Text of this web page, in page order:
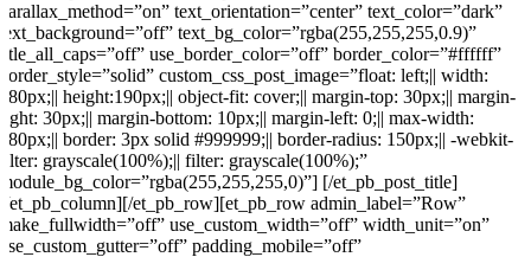
parallax_method=”on” text_orientation=”center” text_color=”dark”
text_background=”off” text_bg_color=”rgba(255,255,255,0.9)”
title_all_caps=”off” use_border_color=”off” border_color=”#ffffff”
border_style=”solid” custom_css_post_image=”float: left;|| width:
180px;|| height:190px;|| object-fit: cover;|| margin-top: 30px;|| margin-
right: 30px;|| margin-bottom: 10px;|| margin-left: 0;|| max-width:
180px;|| border: 3px solid #999999;|| border-radius: 150px;|| -webkit-
filter: grayscale(100%);|| filter: grayscale(100%);”
module_bg_color=”rgba(255,255,255,0)”] [/et_pb_post_title]
[/et_pb_column][/et_pb_row][et_pb_row admin_label=”Row”
make_fullwidth=”off” use_custom_width=”off” width_unit=”on”
use_custom_gutter=”off” padding_mobile=”off”